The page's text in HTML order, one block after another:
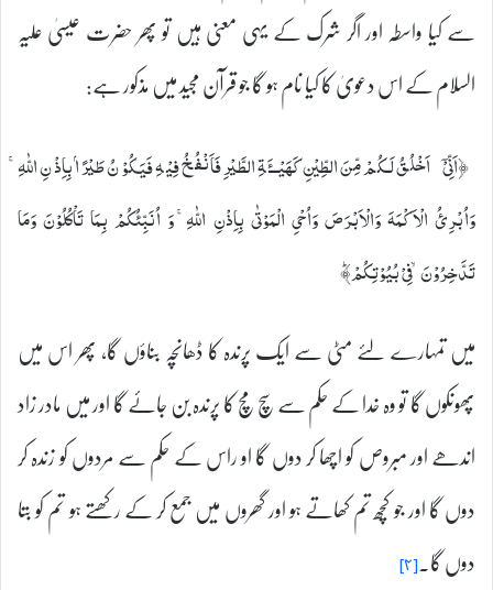
سے کیا واسطہ اور اگر شرک کے یہی معنی ہیں تو پھر حضرت عیسیٰ علیہ
السلام کے اس دعویٰ کا کیا نام ہو گا جو قرآن مجید میں مذکور ہے:
﴿اَنِّىْۤ اَخْلُقُ لَـكُمْ مِّنَ الطِّيْنِ كَهَیْـــَٔةِ الطَّيْرِ فَاَنْفُخُ فِيْهِ فَيَكُوْنُ طَيْرًاۢ بِاِذْنِ اللّٰهِ‌‌ۚ
وَاُبْرِئُ الْاَكْمَهَ وَالْاَبْرَصَ وَاُحْىِ الْمَوْتٰى بِاِذْنِ اللّٰهِ‌ۚ وَ اُنَبِّئُكُمْ بِمَا تَاْكُلُوْنَ وَمَا
تَدَّخِرُوْنَۙ فِىْ بُيُوْتِكُمْ‌ؕ﴾
میں تمہارے لئے مٹی سے ایک پرندہ کا ڈھانچہ بناؤں گا، پھر اس میں
پھونکوں گا تو وہ خدا کے حکم سے سچ مچ کا پرندہ بن جائے گا اور میں مادر زاد
اندھے اور مبروص کو اچھا کر دوں گا او راس کے حکم سے مردوں کو زندہ کر
دوں گا اور جو کچھ تم کھاتے ہو اور گھروں میں جمع کر کے رکھتے ہو تم کو بتا
دوں گا۔[۴]